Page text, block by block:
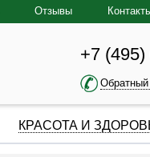
Отзывы
+7
Обратный
КРАСОТА И